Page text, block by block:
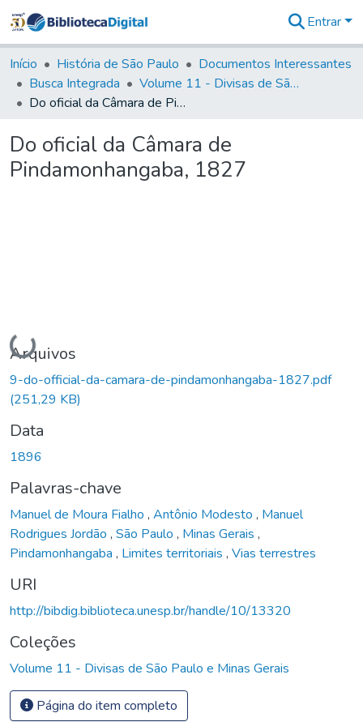
&
Coleções
Tudo na
Biblioteca
Estatísticas
Entrar
Início História de São Paulo
Documentos Interessantes
Busca Integrada
Volume 11 - Divisas de São Paulo e Minas Gerais
Do oficial da Câmara de Pindamonhangaba, 1827
Do oficial da Câmara de
Pindamonhangaba, 1827
Carregando...
Arquivos
9-do-official-da-camara-de-pindamonhangaba-1827.pdf
(251,29 KB)
Data
1896
Palavras-chave
Manuel de Moura Fialho , Antônio Modesto , Manuel
Rodrigues Jordão , São Paulo , Minas Gerais ,
Pindamonhangaba , Limites territoriais , Vias terrestres
URI
http://bibdig.biblioteca.unesp.br/handle/10/13320
Coleções
Volume 11 - Divisas de São Paulo e Minas Gerais
Página do item completo